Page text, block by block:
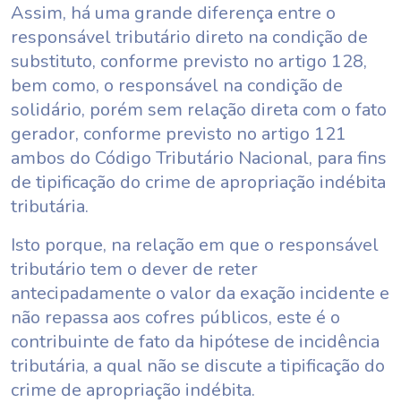
Assim, há uma grande diferença entre o
responsável tributário direto na condição de
substituto, conforme previsto no artigo 128,
bem como, o responsável na condição de
solidário, porém sem relação direta com o fato
gerador, conforme previsto no artigo 121
ambos do Código Tributário Nacional, para fins
de tipificação do crime de apropriação indébita
tributária.
Isto porque, na relação em que o responsável
tributário tem o dever de reter
antecipadamente o valor da exação incidente e
não repassa aos cofres públicos, este é o
contribuinte de fato da hipótese de incidência
tributária, a qual não se discute a tipificação do
crime de apropriação indébita.